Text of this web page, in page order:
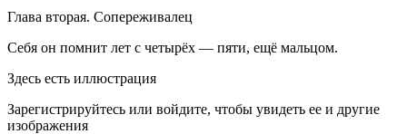
Глава вторая. Сопереживалец
Себя он помнит лет с четырёх — пяти, ещё мальцом.
Здесь есть иллюстрация
Зарегистрируйтесь или войдите, чтобы увидеть ее и другие
изображения